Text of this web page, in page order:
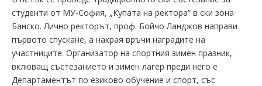
студенти от МУ-София, „Купата на ректора“ в ски зона
Банско. Лично ректорът, проф. Бойчо Ланджов направи
първото спускане, а накрая връчи наградите на
участниците. Организатор на спортния зимен празник,
вклюващ състезанието и зимен лагер преди него е
Департаментът по езиково обучение и спорт, със